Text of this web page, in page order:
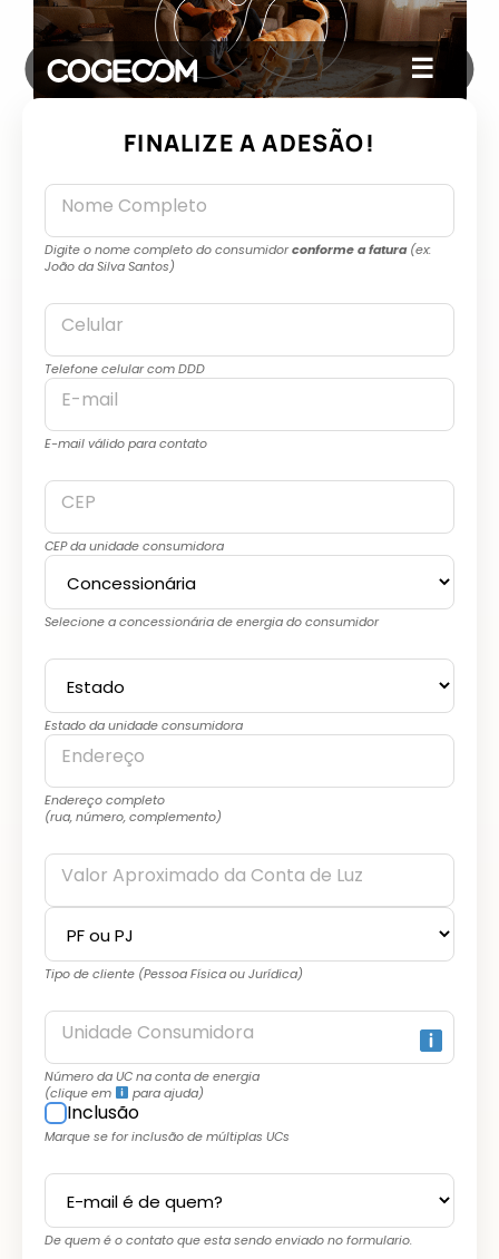
☰
FINALIZE A ADESÃO!
Nome Completo
Digite o nome completo do consumidorconforme a fatura(ex:
João da Silva Santos)
Celular
Telefone celular com DDD
E-mail
E-mail válido para contato
CEP
CEP da unidade consumidora
Selecione a concessionária de energia do consumidor
Estado da unidade consumidora
Endereço
Endereço completo
(rua, número, complemento)
Valor Aproximado da Conta de Luz
Tipo de cliente (Pessoa Física ou Jurídica)
Unidade Consumidora
Número da UC na conta de energia
(clique em
para ajuda)
Inclusão
Marque se for inclusão de múltiplas UCs
De quem é o contato que esta sendo enviado no formulario.